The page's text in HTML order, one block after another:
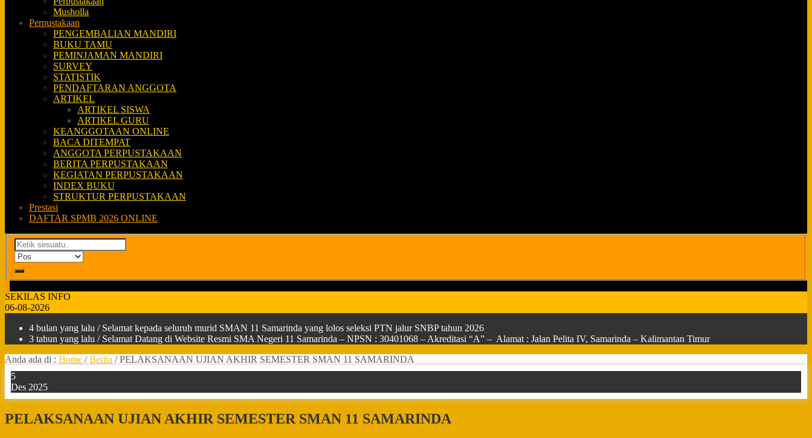
Musholla
Perpustakaan
PENGEMBALIAN MANDIRI
BUKU TAMU
PEMINJAMAN MANDIRI
SURVEY
STATISTIK
PENDAFTARAN ANGGOTA
ARTIKEL
ARTIKEL SISWA
ARTIKEL GURU
KEANGGOTAAN ONLINE
BACA DITEMPAT
ANGGOTA PERPUSTAKAAN
BERITA PERPUSTAKAAN
KEGIATAN PERPUSTAKAAN
INDEX BUKU
STRUKTUR PERPUSTAKAAN
Prestasi
DAFTAR SPMB 2026 ONLINE
SEKILAS INFO
06-08-2026
4 bulan yang lalu / Selamat kepada seluruh murid SMAN 11 Samarinda yang lolos seleksi PTN jalur SNBP tahun 2026
3 tahun yang lalu / Selamat Datang di Website Resmi SMA Negeri 11 Samarinda – NPSN : 30401068 – Akreditasi “A” – Alamat : Jalan Pelita IV, Samarinda – Kalimantan Timur
Anda ada di : Home /Berita /PELAKSANAAN UJIAN AKHIR SEMESTER SMAN 11 SAMARINDA
5
Des 2025
PELAKSANAAN UJIAN AKHIR SEMESTER SMAN 11 SAMARINDA